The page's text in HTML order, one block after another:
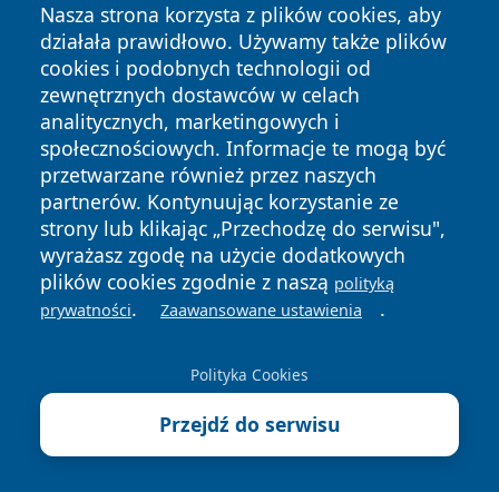
Nasza strona korzysta z plików cookies, aby
działała prawidłowo. Używamy także plików
cookies i podobnych technologii od
zewnętrznych dostawców w celach
analitycznych, marketingowych i
społecznościowych. Informacje te mogą być
przetwarzane również przez naszych
partnerów. Kontynuując korzystanie ze
strony lub klikając „Przechodzę do serwisu",
wyrażasz zgodę na użycie dodatkowych
plików cookies zgodnie z naszą polityką
prywatności. Zaawansowane ustawienia .
Polityka Cookies
Przejdź do serwisu
Copyright © 2026 wiadomoscilublin.pl Wszystkie prawa
zastrzeżone.
News Autorzy
Polityka
Prywatności
Polityka
Cookies